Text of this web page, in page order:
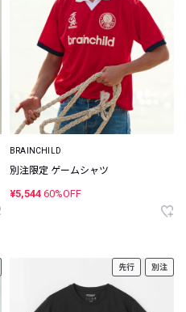
BRAINCHILD
別注限定 ゲームシャツ
¥5,544 60%OFF
先行 別注